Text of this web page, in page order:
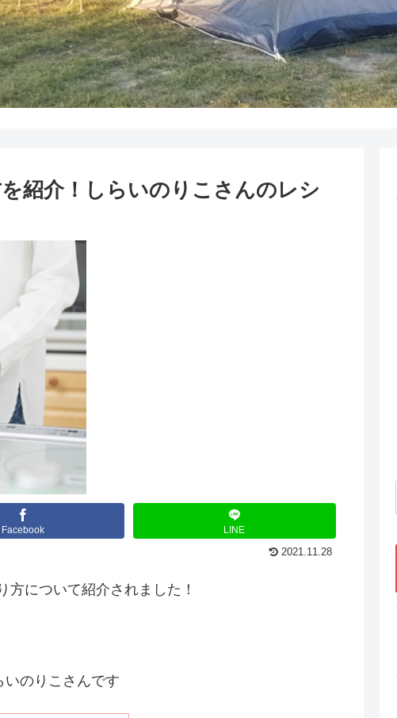
紹介！しらいのりこさんのレシ
Facebook LINE
2021.11.28
について紹介されました！
のりこさんです